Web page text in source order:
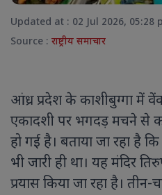
Updated at : 02 Jul 2026, 05:28
Source : राष्ट्रीय समाचार
आंध्र प्रदेश के काशीबुग्गा में
एकादशी पर भगदड़ मचने से
हो गई है। बताया जा रहा है
भी जारी ही था। यह मंदिर
प्रयास किया जा रहा है।